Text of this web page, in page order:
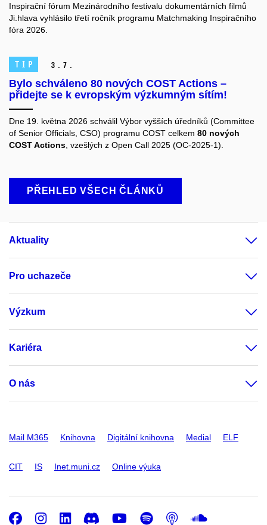
Inspirační fórum Mezinárodního festivalu dokumentárních filmů
Ji.hlava vyhlásilo třetí ročník programu Matchmaking Inspiračního
fóra 2026.
TIP 3. 7.
Bylo schváleno 80 nových COST Actions –
přidejte se k evropským výzkumným sítím!
Dne 19. května 2026 schválil Výbor vyšších úředníků (Committee
of Senior Officials, CSO) programu COST celkem 80 nových
COST Actions , vzešlých z Open Call 2025 (OC-2025-1).
PŘEHLED VŠECH ČLÁNKŮ
Aktuality
Pro uchazeče
Výzkum
Kariéra
O nás
Mail M365 Knihovna Digitální knihovna Medial ELF
CIT IS Inet.muni.cz Online výuka
Facebook
Instagram
LinkedIn
DiscordYoutube
Spotify
Podcast